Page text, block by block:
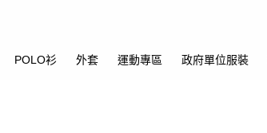
POLO衫 外套 運動專區 政府單位服裝